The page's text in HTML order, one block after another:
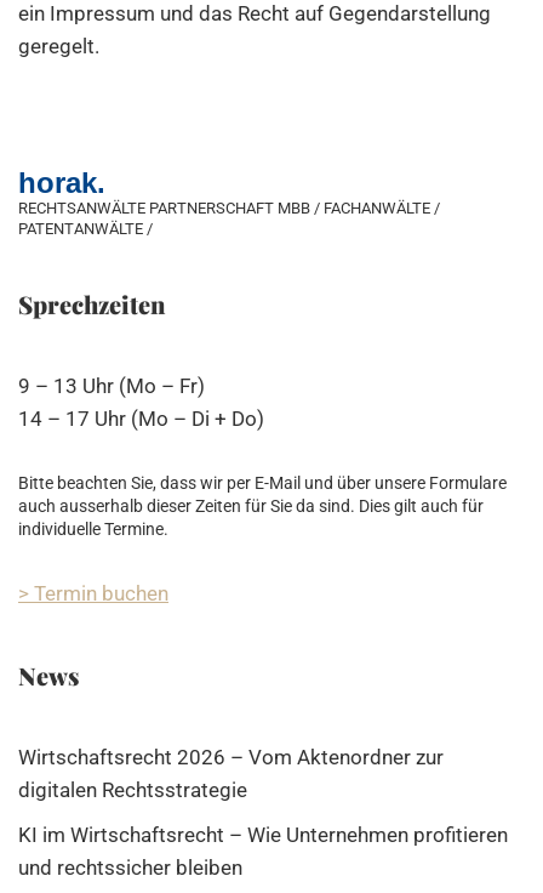
ein Impressum und das Recht auf Gegendarstellung
geregelt.
horak.
RECHTSANWÄLTE PARTNERSCHAFT MBB / FACHANWÄLTE /
PATENTANWÄLTE /
Sprechzeiten
9 – 13 Uhr (Mo – Fr)
14 – 17 Uhr (Mo – Di + Do)
Bitte beachten Sie, dass wir per E-Mail und über unsere Formulare
auch ausserhalb dieser Zeiten für Sie da sind. Dies gilt auch für
individuelle Termine.
> Termin buchen
News
Wirtschaftsrecht 2026 – Vom Aktenordner zur
digitalen Rechtsstrategie
KI im Wirtschaftsrecht – Wie Unternehmen profitieren
und rechtssicher bleiben